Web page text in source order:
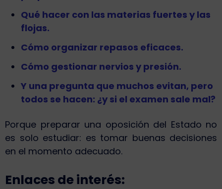
Qué hacer con las materias fuertes y las
flojas.
Cómo organizar repasos eficaces.
Cómo gestionar nervios y presión.
Y una pregunta que muchos evitan, pero
todos se hacen: ¿y si el examen sale mal?
Porque preparar una oposición del Estado no
es solo estudiar: es tomar buenas decisiones
en el momento adecuado.
Enlaces de interés: